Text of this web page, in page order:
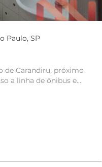
Paulo, SP
de Carandiru, próximo
a linha de ônibus e